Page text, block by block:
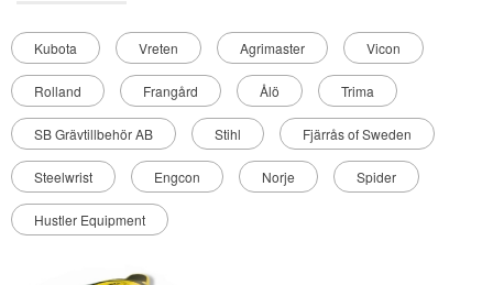
Kubota Vreten Agrimaster Vicon
Rolland Frangård Ålö Trima
SB Grävtillbehör AB Stihl Fjärrås of Sweden
Steelwrist Engcon Norje Spider
Hustler Equipment